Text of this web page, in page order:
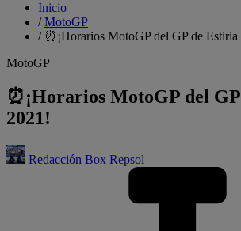
Inicio
/MotoGP
/ ⏰¡Horarios MotoGP del GP de Estiria
MotoGP
⏰¡Horarios MotoGP del
2021!
Redacción Box Repsol